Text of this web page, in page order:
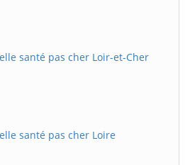
santé pas cher Loir-et-Cher
santé pas cher Loire